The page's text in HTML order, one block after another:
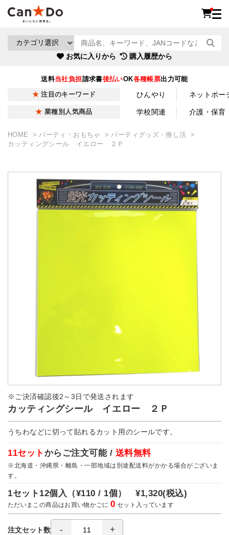
お気に入りから 購入履歴から
送料当社負担請求書後払いOK各種帳票出力可能
注目のキーワード ひんやり ネットポー
業種別人気商品 学校関連 介護・保育
HOME パーティ・おもちゃ
パーティグッズ・推し活
カッティングシール イエロー ２Ｐ
※ご決済確認後2～3日で発送されます
カッティングシール イエロー ２Ｐ
うちわなどに切って貼れるカット用のシールです。
11セット からご注文可能 / 送料無料
※北海道・沖縄県・離島・一部地域は別途配送料がかかる場合がございま
す。
1セット12個入（¥110 / 1個）¥1,320(税込)
ただいまこの商品はお買い物かごに0 セット入っています
注文セット数